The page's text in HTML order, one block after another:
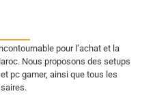
pour l’achat et la
Nous proposons des setups
pc gamer, ainsi que tous les